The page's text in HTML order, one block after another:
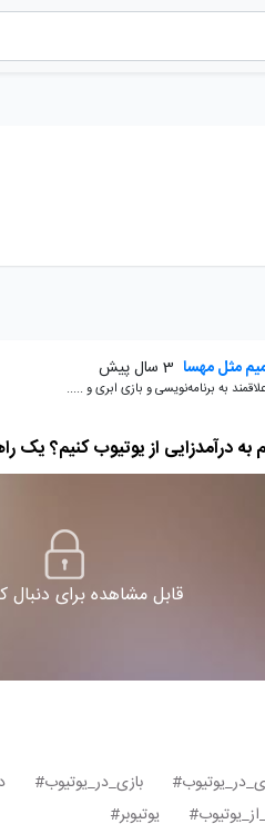
مثل مهسا 3 سال پیش
علاقمند به برنامه‌نویسی و بازی ابری و .....
به درآمدزایی از یوتیوب کنیم؟ یک
قابل مشاهده برای دنبال
بازی_در_یوتیوب#
یوتیوبر#